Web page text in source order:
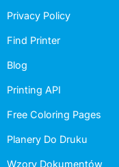
Privacy Policy
Find Printer
Blog
Printing API
Free Coloring Pages
Planery Do Druku
Wzory Dokumentów